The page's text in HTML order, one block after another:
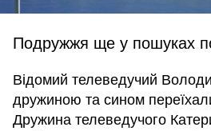
Подружжя ще у пошуках
Відомий телеведучий
дружиною та сином
Дружина телеведучого